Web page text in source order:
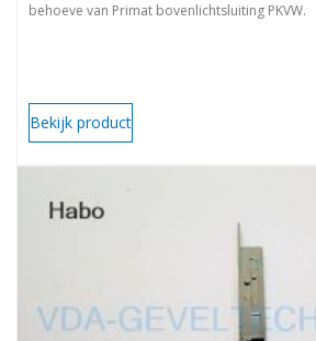
behoeve van Primat bovenlichtsluiting PKVW.
Bekijk product